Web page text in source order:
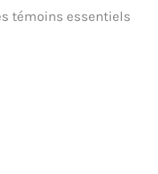
témoins essentiels